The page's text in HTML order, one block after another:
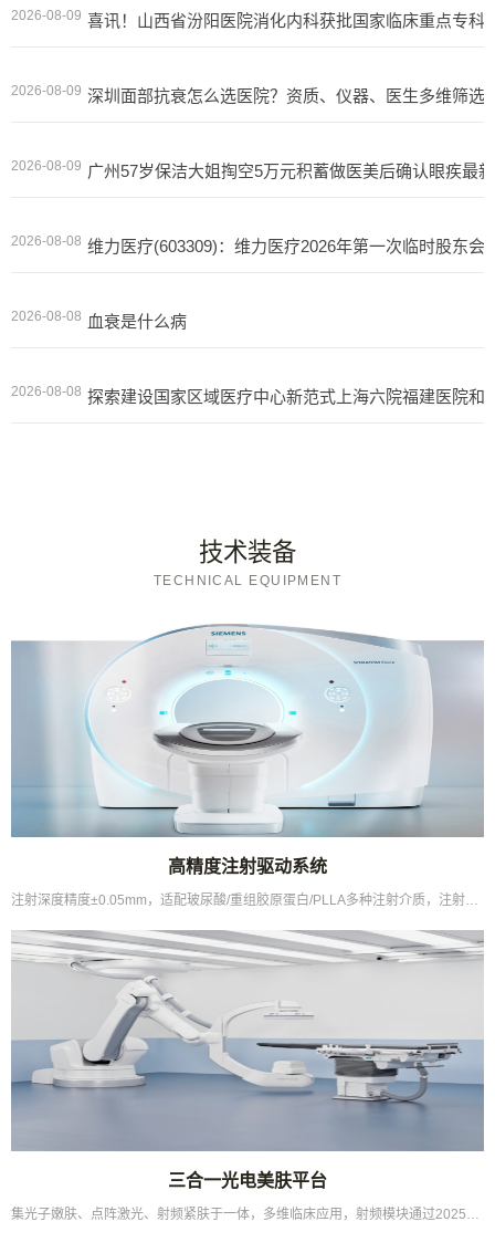
2026-08-09 喜讯！山西省汾阳医院消化内科获批国家临床重点专科
2026-08-09 深圳面部抗衰怎么选医院？资质、仪器、医生多维筛选
2026-08-09 广州57岁保洁大姐掏空5万元积蓄做医美后确认眼疾最
2026-08-08 维力医疗(603309)：维力医疗2026年第一次临时股东会
2026-08-08 血衰是什么病
2026-08-08 探索建设国家区域医疗中心新范式上海六院福建医院和
技术装备
TECHNICAL EQUIPMENT
高精度注射驱动系统
注射深度精度±0.05mm，适配玻尿酸/重组胶原蛋白/PLLA多种注射介质，注射均匀性领先同类...
三合一光电美肤平台
集光子嫩肤、点阵激光、射频紧肤于一体，多维临床应用，射频模块通过2025年合规认证标准...